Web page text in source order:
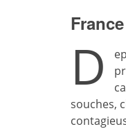
D
souches,